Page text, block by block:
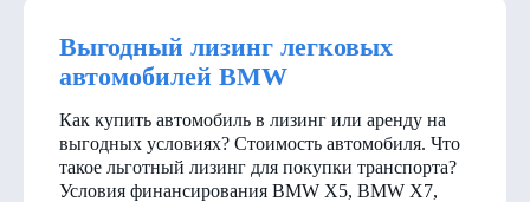
Выгодный лизинг легковых
автомобилей BMW
Как купить автомобиль в лизинг или аренду на
выгодных условиях? Стоимость автомобиля. Что
такое льготный лизинг для покупки транспорта?
Условия финансирования BMW X5, BMW X7,